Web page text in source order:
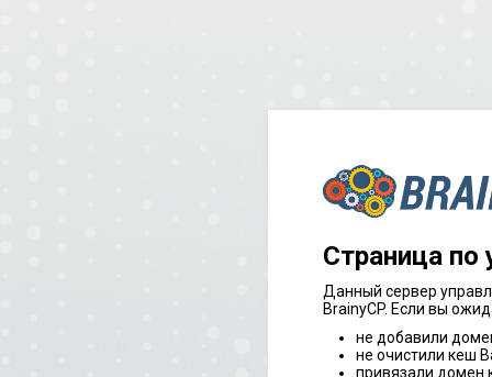
Страница
Данный сервер
BrainyCP. Если вы
не добавили
не очистили кеш
привязали домен